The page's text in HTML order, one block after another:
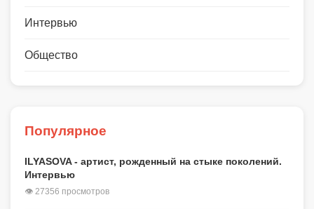
Интервью
Общество
Популярное
ILYASOVA - артист, рожденный на стыке поколений.
Интервью
👁 27356 просмотров